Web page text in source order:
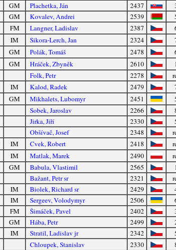
GM Plachetka, Ján 2437
GM
Kovalev, Andrei 2539
FM
Langner, Ladislav 2387
IM Sikora-Lerch, Jan 2324
GM Polák, Tomáš 2478
GM Hráček, Zbyněk 2610
Folk, Petr 2278
IM
Kalod, Radek 2479
GM Mikhalets, Lubomyr 2451
Sobek, Jaroslav 2266
Jirka, Jiří
2330
Obšívač, Josef
2348
IM Cvek, Robert 2418
IM Matlak, Marek 2490
GM Babula, Vlastimil 2565
Bažant, Petr sr
2321
IM
Biolek, Richard sr 2429
IM
Sergeev, Volodymyr 2506
FM
Šimáček, Pavel 2402
GM
Hába, Petr 2499
IM
Stratil, Ladislav jr 2342
Chloupek, Stanislav
2330